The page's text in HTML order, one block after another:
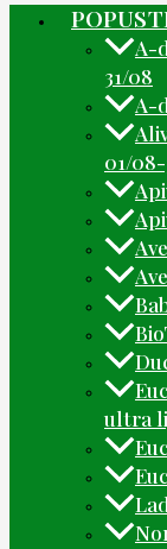
A-
31/08
A-
01/
ultra